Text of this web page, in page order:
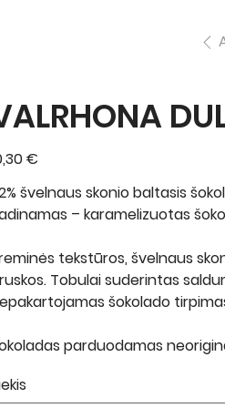
€
švelnaus skonio baltasis
– karamelizuotas
tekstūros, švelnaus
Tobulai suderintas
šokolado
parduodamas